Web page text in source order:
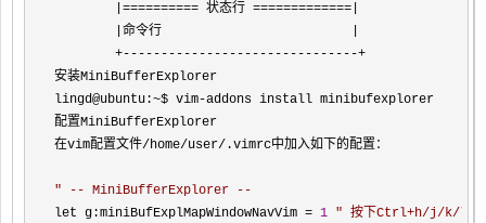
        |========== 状态行 =============|
        |命令行                         |
        +-------------------------------+
安装MiniBufferExplorer
lingd@ubuntu:~$ vim-addons install minibufexplorer
配置MiniBufferExplorer
在vim配置文件/home/user/ .vimrc中加入如下的配置：
" -- MiniBufferExplorer --
let g:miniBufExplMapWindowNavVim = 1 " 按下Ctrl+h/j/k/l，可